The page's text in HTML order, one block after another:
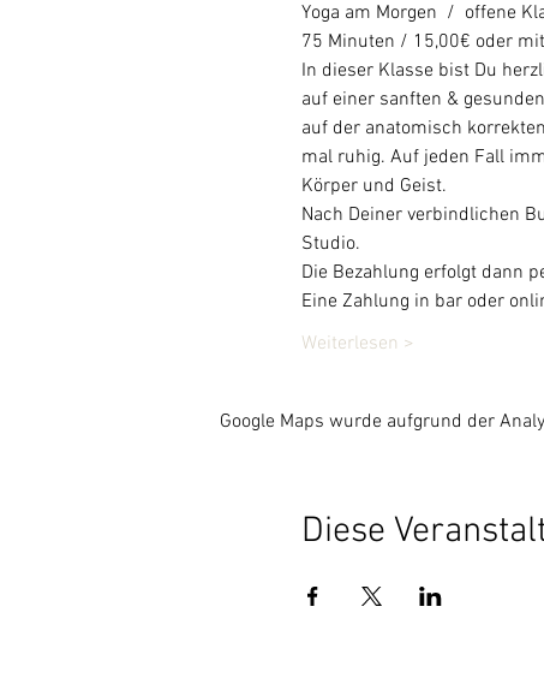
Yoga am Morgen  /  offene
75 Minuten / 15,00€ oder
In dieser Klasse bist Du
auf einer sanften &
auf der anatomisch
mal ruhig. Auf jeden Fall
Körper und Geist.
Nach Deiner verbindlichen
Studio.
Die Bezahlung erfolgt dann
Eine Zahlung in bar oder
Weiterlesen >
Google Maps wurde aufgrund der
Diese